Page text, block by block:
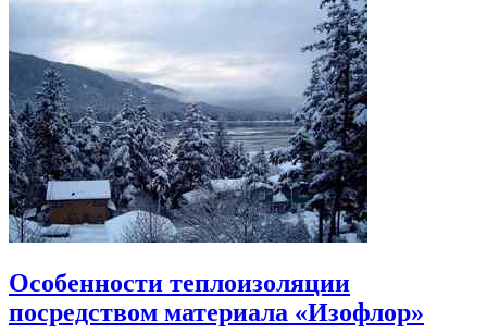
Особенности теплоизоляции
посредством материала «Изофлор»